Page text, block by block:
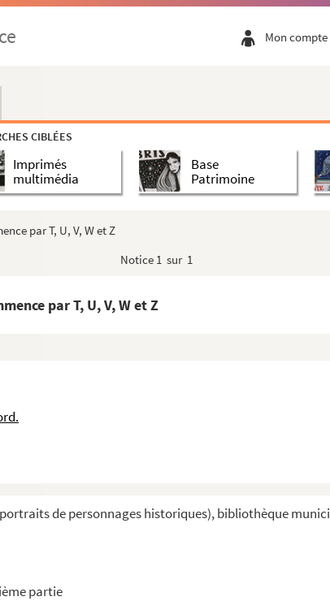
Mon compte
CIBLÉES
Imprimés
multimédia
Base
Patrimoine
par T, U, V, W et Z
Notice 1 sur 1
par T, U, V, W et Z
de personnages historiques), bibliothèque
partie